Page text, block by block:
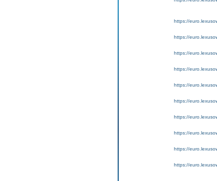
https://
https://
https://
https://
https://
https://
https://
https://
https://
https://